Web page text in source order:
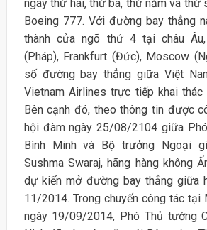
ngày thứ hai, thứ ba, thứ năm và thứ
Boeing 777. Với đường bay thẳng
thành cửa ngõ thứ 4 tại châu
(Pháp), Frankfurt (Đức), Moscow
số đường bay thẳng giữa Việt
Vietnam Airlines trực tiếp khai
Bên cạnh đó, theo thông tin được
hội đàm ngày 25/08/2104 giữa
Bình Minh và Bộ trưởng Ngoại
Sushma Swaraj, hãng hàng không
dự kiến mở đường bay thẳng giữa
11/2014. Trong chuyến công tác
ngày 19/09/2014, Phó Thủ tướng